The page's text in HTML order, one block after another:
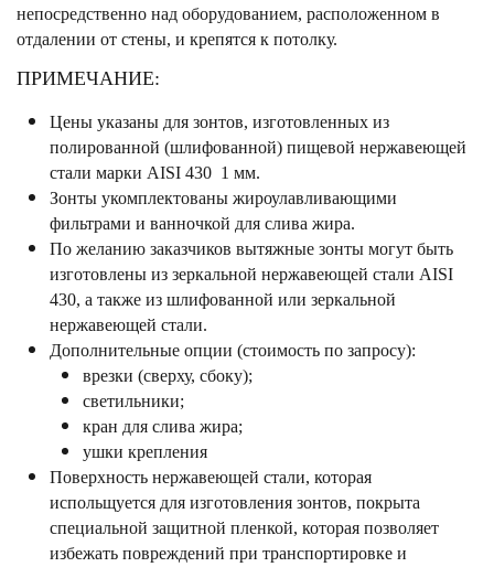
непосредственно над оборудованием, расположенном в
отдалении от стены, и крепятся к потолку.
ПРИМЕЧАНИЕ:
Цены указаны для зонтов, изготовленных из
полированной (шлифованной) пищевой нержавеющей
стали марки AISI 430 1 мм.
Зонты укомплектованы жироулавливающими
фильтрами и ванночкой для слива жира.
По желанию заказчиков вытяжные зонты могут быть
изготовлены из зеркальной нержавеющей стали AISI
430, а также из шлифованной или зеркальной
нержавеющей стали.
Дополнительные опции (стоимость по запросу):
врезки (сверху, сбоку);
светильники;
кран для слива жира;
ушки крепления
Поверхность нержавеющей стали, которая
испольщуется для изготовления зонтов, покрыта
специальной защитной пленкой, которая позволяет
избежать повреждений при транспортировке и